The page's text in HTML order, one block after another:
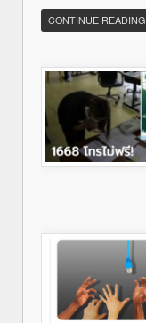
CONTINUE READING